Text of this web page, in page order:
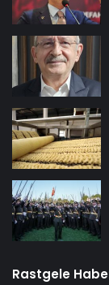
Rastgele